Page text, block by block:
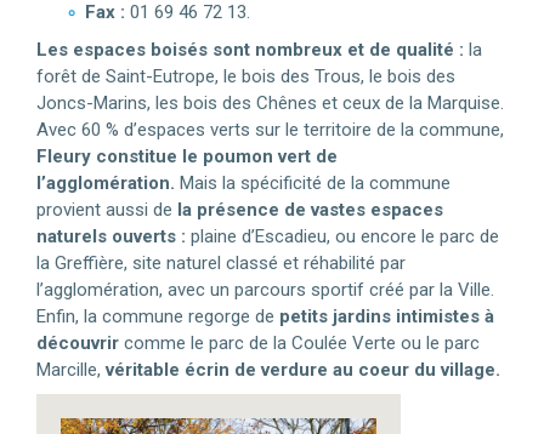
Fax : 01 69 46 72 13.
Les espaces boisés sont nombreux et de qualité : la
forêt de Saint-Eutrope, le bois des Trous, le bois des
Joncs-Marins, les bois des Chênes et ceux de la Marquise.
Avec 60 % d’espaces verts sur le territoire de la commune,
Fleury constitue le poumon vert de
l’agglomération. Mais la spécificité de la commune
provient aussi de la présence de vastes espaces
naturels ouverts : plaine d’Escadieu, ou encore le parc de
la Greffière, site naturel classé et réhabilité par
l’agglomération, avec un parcours sportif créé par la Ville.
Enfin, la commune regorge de petits jardins intimistes à
découvrir comme le parc de la Coulée Verte ou le parc
Marcille,véritable écrin de verdure au coeur du village.